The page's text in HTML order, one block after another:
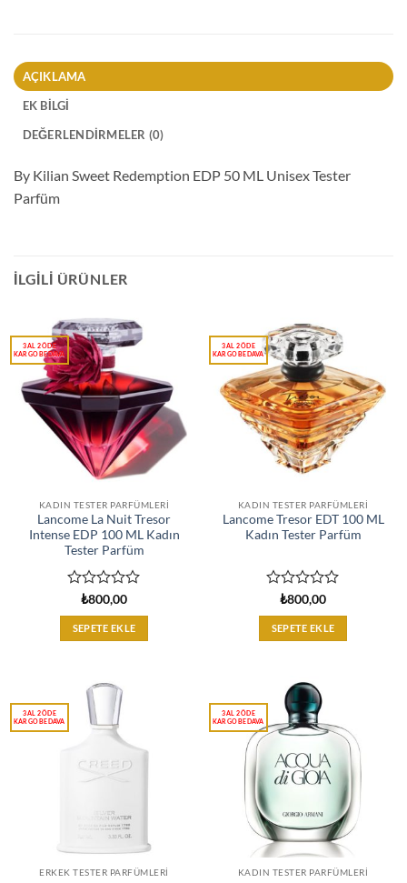
AÇIKLAMA
EK BILGI
DEĞERLENDIRMELER (0)
By Kilian Sweet Redemption EDP 50 ML Unisex Tester
Parfüm
İLGILI ÜRÜNLER
KADIN TESTER PARFÜMLERI
Lancome La Nuit Tresor
Intense EDP 100 ML Kadın
Tester Parfüm
üzerinden
0
oy
₺800,00
SEPETE EKLE
KADIN TESTER PARFÜMLERI
Lancome Tresor EDT 100 ML
Kadın Tester Parfüm
üzerinden
0
oy
₺800,00
SEPETE EKLE
ERKEK TESTER PARFÜMLERI KADIN TESTER PARFÜMLERI